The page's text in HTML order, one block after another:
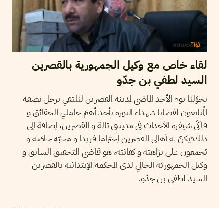
لقاء خاص مع وكيل الجمهورية بالقصرين
السيد لطفي بن جدّو
تحوّلنا يوم الأحد الماضي لمدينة القصرين لنلتقي برجل يصفه
المُتابعون لقضايا شهداء الثورة بأحد أهمّ حاملي الحقائق و
فاكّي شيفرة الأحداث في مدينتي تالة و القصرين، إضافة إلى
ذلك ُيكنّ له أهالي القصرين إحتراما فريدا و محبّة خاصّة و
يُجمعون على نزاهته و كفائته، هو قاضي التحقيق السابق و
وكيل الجمهوريّة الحالي لدى المحكمة الإبتدائية بالقصرين
السيد لطفي بن جدّو.